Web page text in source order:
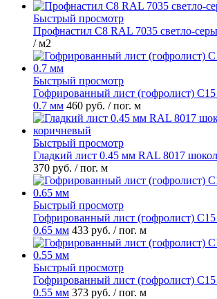
Быстрый просмотр
Профнастил С8 RAL 7035 светло-
/ м2
Быстрый просмотр
Гофрированный лист (гофролист)
0.7 мм 460 руб. / пог. м
Быстрый просмотр
Гладкий лист 0.45 мм RAL 8017
370 руб. / пог. м
Быстрый просмотр
Гофрированный лист (гофролист)
0.65 мм 433 руб. / пог. м
Быстрый просмотр
Гофрированный лист (гофролист)
0.55 мм 373 руб. / пог. м